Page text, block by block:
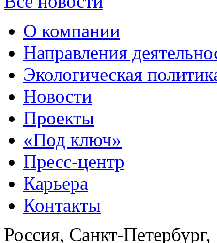
О компании
Направления
Экологическая
Новости
Проекты
«Под ключ»
Пресс-центр
Карьера
Контакты
Россия, Санкт-Петербург,